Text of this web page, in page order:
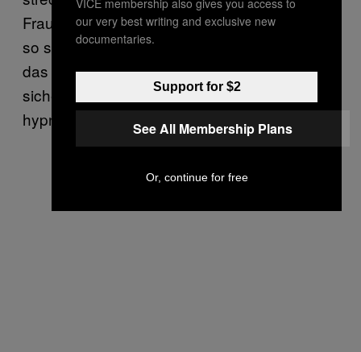
Frauen bewegt sich beim Gehen der Arsch
so sexy hin und her. Ich weiss nicht, wie sie
das machen. Ich bin mir nämlich ziemlich
sicher, dass ich das nicht tue. Das ist
hypnotische Magie.
our very best writing and exclusive new
documentaries.
Support for $2
See All Membership Plans
Or, continue for free